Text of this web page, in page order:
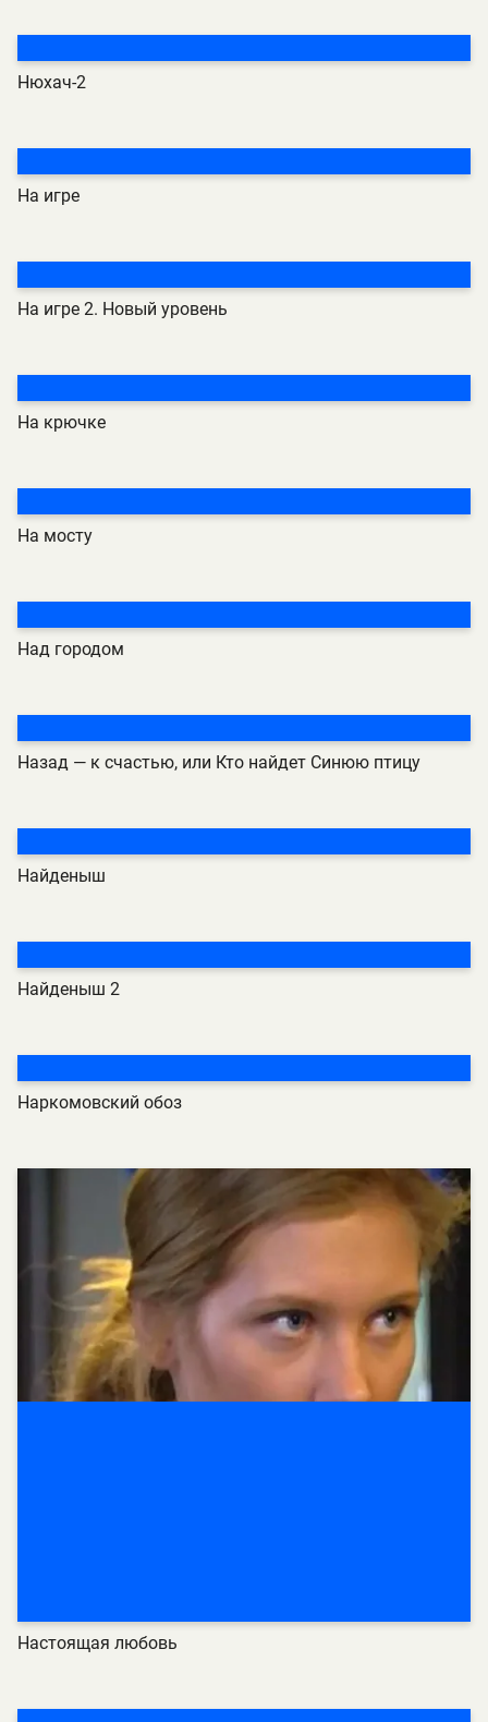
Нюхач-2
На игре
На игре 2. Новый уровень
На крючке
На мосту
Над городом
Назад — к счастью, или Кто найдет Синюю птицу
Найденыш
Найденыш 2
Наркомовский обоз
Настоящая любовь